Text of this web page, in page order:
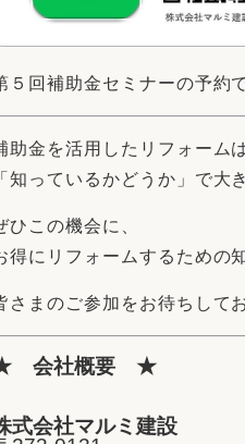
５回補助金セミナーの予約
助金を活用したリフォームは
「知っているかどうか」で大
ひこの機会に、
得にリフォームするための
さまのご参加をお待ちして
会社概要 ★
式会社マルミ建設